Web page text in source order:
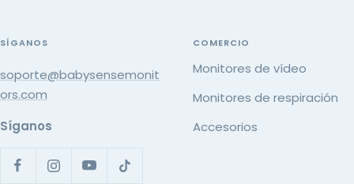
SÍGANOS
soporte@babysensemonit
ors.com
Síganos
COMERCIO
Monitores de vídeo
Monitores de respiración
Accesorios